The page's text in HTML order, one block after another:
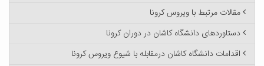
مقالات مرتبط با ویروس کرونا
دستاوردهای دانشگاه کاشان در دوران کرونا
اقدامات دانشگاه کاشان درمقابله با شیوع ویروس کرونا